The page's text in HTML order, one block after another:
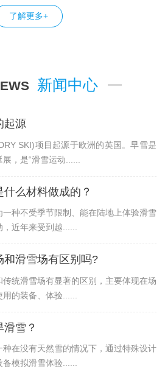
了解更多+
新闻中心
起源
SKI)项目起源于欧洲的英国。早雪是
，是“滑雪运动......
什么材料做成的？
一种不受季节限制、能在陆地上体验滑雪
，近年来受到越......
和滑雪场有区别吗?
传统滑雪场有显著的区别，主要体现在场
的装备、体验......
雪？
种在没有天然雪的情况下，通过特殊设计
备模拟滑雪体验......